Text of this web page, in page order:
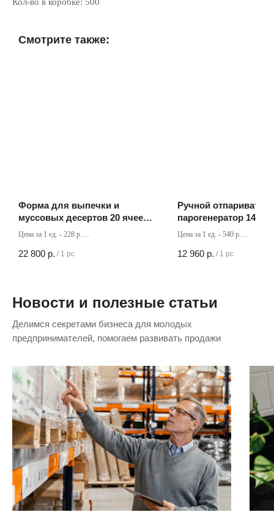
Кол-во в коробке: 500
Смотрите также:
Форма для выпечки и
муссовых десертов 20 ячеек
Шарики
Цена за 1 ед. - 228 р.
22 800 р. / 1 pc
Ручной
парогенератор
Аврора
Цена за 1 ед. - 540 р.
12 960 р. / 1 pc
Новости и полезные статьи
Делимся секретами бизнеса для молодых
предпринимателей, помогаем развивать продажи